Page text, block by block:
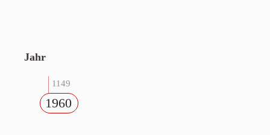
Jahr
1149
1960